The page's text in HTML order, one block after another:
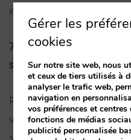
exploitation principale.
7. Optimisation de la
sans PSD2
Pour les hôtels
venant de pays où la
Gérer les
cookies
Sur notre site web, nous
et ceux de tiers utilisés à
analyser le trafic web,
navigation en
vos préférences et
fonctions de médias
publicité personnalisée